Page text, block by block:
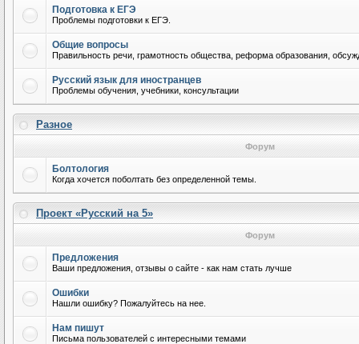
Подготовка к ЕГЭ
Проблемы подготовки к ЕГЭ.
Общие вопросы
Правильность речи, грамотность общества, реформа образования,
Русский язык для иностранцев
Проблемы обучения, учебники, консультации
Разное
Форум
Болтология
Когда хочется поболтать без определенной темы.
Проект «Русский на 5»
Форум
Предложения
Ваши предложения, отзывы о сайте - как нам стать лучше
Ошибки
Нашли ошибку? Пожалуйтесь на нее.
Нам пишут
Письма пользователей с интересными темами